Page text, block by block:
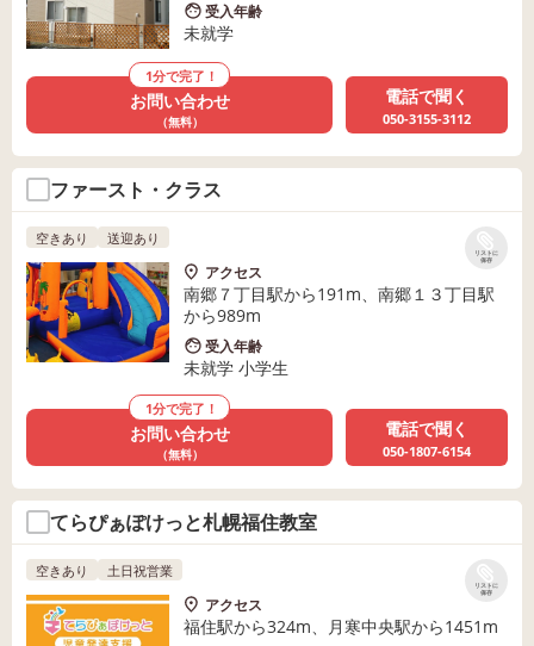
受入年齢
未就学
1分で完了！
お問い合わせ
（無料）
電話で聞く
050-3155-3112
ファースト・クラス
リストに
保存
空きあり 送迎あり
アクセス
南郷７丁目駅から191m、南郷１３丁目駅
から989m
受入年齢
未就学 小学生
1分で完了！
お問い合わせ
（無料）
電話で聞く
050-1807-6154
てらぴぁぽけっと札幌福住教室
リストに
保存
空きあり 土日祝営業
アクセス
福住駅から324m、月寒中央駅から1451m